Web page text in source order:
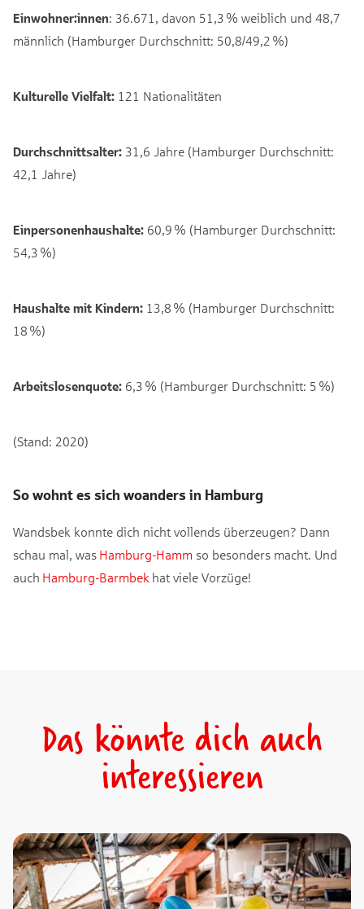
Einwohner:innen: 36.671, davon 51,3 % weiblich und 48,7
männlich (Hamburger Durchschnitt: 50,8/49,2 %)
Kulturelle Vielfalt: 121 Nationalitäten
Durchschnittsalter: 31,6 Jahre (Hamburger Durchschnitt:
42,1 Jahre)
Einpersonenhaushalte: 60,9 % (Hamburger Durchschnitt:
54,3 %)
Haushalte mit Kindern: 13,8 % (Hamburger Durchschnitt:
18 %)
Arbeitslosenquote: 6,3 % (Hamburger Durchschnitt: 5 %)
(Stand: 2020)
So wohnt es sich woanders in Hamburg
Wandsbek konnte dich nicht vollends überzeugen? Dann
schau mal, was Hamburg-Hamm so besonders macht. Und
auch Hamburg-Barmbek hat viele Vorzüge!
Das könnte dich auch
interessieren